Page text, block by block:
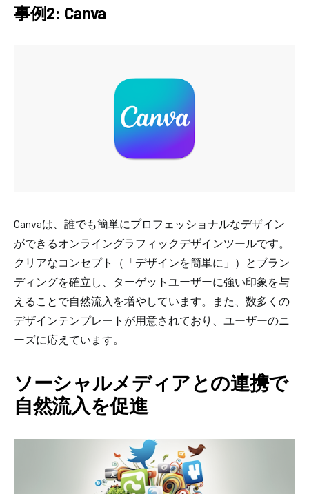
事例2: Canva
Canvaは、誰でも簡単にプロフェッショナルなデザイン
ができるオンライングラフィックデザインツールです。
クリアなコンセプト（「デザインを簡単に」）とブラン
ディングを確立し、ターゲットユーザーに強い印象を与
えることで自然流入を増やしています。また、数多くの
デザインテンプレートが用意されており、ユーザーのニ
ーズに応えています。
ソーシャルメディアとの連携で
自然流入を促進